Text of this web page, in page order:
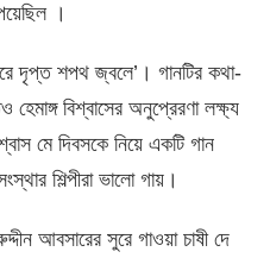
।
দৃপ্ত শপথ জ্বলে’। গানটির কথা-
বিশ্বাসের অনুপ্রেরণা লক্ষ্য
মে দিবসকে নিয়ে একটি গান
শিল্পীরা ভালো গায়।
আবসারের সুরে গাওয়া চাষী দে